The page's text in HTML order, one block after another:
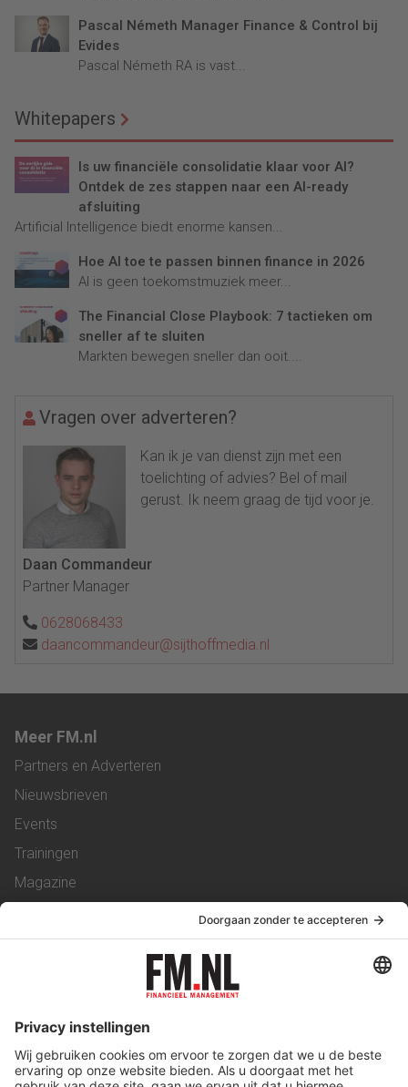
Pascal Németh Manager Finance & Control bij
Evides
Pascal Németh RA is vast...
Whitepapers
Is uw financiële consolidatie klaar voor AI?
Ontdek de zes stappen naar een AI-ready
afsluiting
Artificial Intelligence biedt enorme kansen...
Hoe AI toe te passen binnen finance in 2026
AI is geen toekomstmuziek meer...
The Financial Close Playbook: 7 tactieken om
sneller af te sluiten
Markten bewegen sneller dan ooit....
Vragen over adverteren?
Kan ik je van dienst zijn met een
toelichting of advies? Bel of mail
gerust. Ik neem graag de tijd voor je.
Daan Commandeur
Partner Manager
0628068433
daancommandeur@sijthoffmedia.nl
Meer FM.nl
Partners en Adverteren
Nieuwsbrieven
Events
Trainingen
Magazine
Service & Contact
Werken bij ons
Privacy Statement